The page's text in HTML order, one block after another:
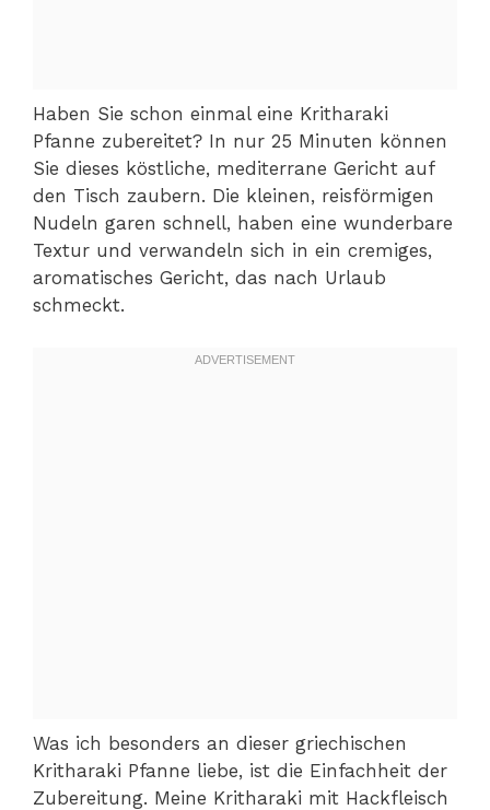
Haben Sie schon einmal eine Kritharaki
Pfanne zubereitet? In nur 25 Minuten können
Sie dieses köstliche, mediterrane Gericht auf
den Tisch zaubern. Die kleinen, reisförmigen
Nudeln garen schnell, haben eine wunderbare
Textur und verwandeln sich in ein cremiges,
aromatisches Gericht, das nach Urlaub
schmeckt.
Was ich besonders an dieser griechischen
Kritharaki Pfanne liebe, ist die Einfachheit der
Zubereitung. Meine Kritharaki mit Hackfleisch